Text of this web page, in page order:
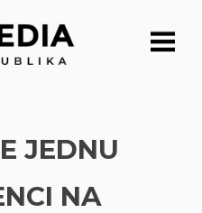
JEDNU
NA